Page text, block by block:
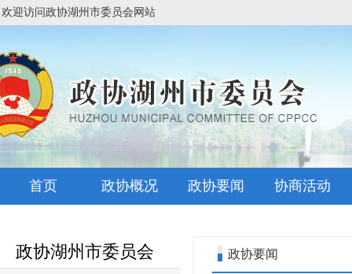
欢迎访问政协湖州市委员会网站
首页 政协概况 政协要闻 协商活动
政协湖州市委员会 政协要闻